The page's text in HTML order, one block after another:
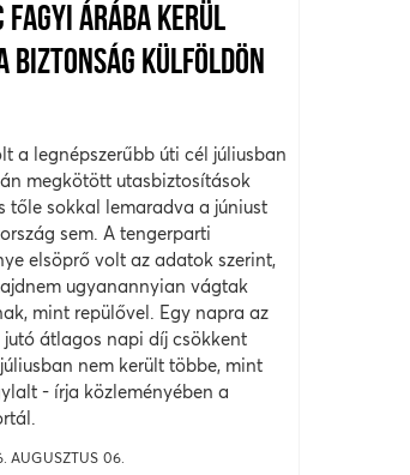
FAGYI ÁRÁBA KERÜL
BIZTONSÁG KÜLFÖLDÖN
a legnépszerűbb úti cél júliusban
megkötött utasbiztosítások
tőle sokkal lemaradva a júniust
sem. A tengerparti
elsöprő volt az adatok szerint,
ugyanannyian vágtak
mint repülővel. Egy napra az
átlagos napi díj csökkent
nem került többe, mint
- írja közleményében a
AUGUSZTUS 06.